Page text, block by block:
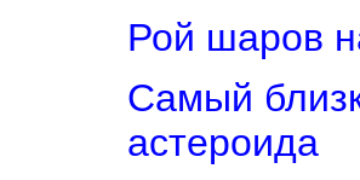
Рой шаров
Самый
астероида